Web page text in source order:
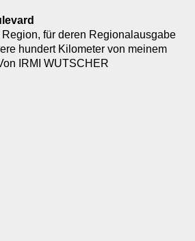
für deren Regionalausgabe
hundert Kilometer von meinem
IRMI WUTSCHER